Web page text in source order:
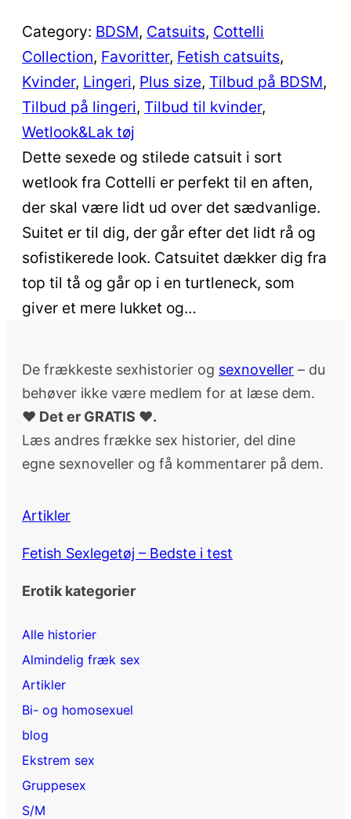
Category: BDSM, Catsuits, Cottelli
Collection, Favoritter, Fetish catsuits
Kvinder, Lingeri, Plus size, Tilbud på BDSM
Tilbud på lingeri, Tilbud til kvinder
Wetlook&Lak tøj
Dette sexede og stilede catsuit i sort
wetlook fra Cottelli er perfekt til en aften,
der skal være lidt ud over det sædvanlige.
Suitet er til dig, der går efter det lidt rå og
sofistikerede look. Catsuitet dækker dig fra
top til tå og går op i en turtleneck, som
giver et mere lukket og…
De frækkeste sexhistorier og sexnoveller – du
behøver ikke være medlem for at læse dem.
♥ Det er GRATIS ♥.
Læs andres frække sex historier, del dine
egne sexnoveller og få kommentarer på dem.
Artikler
Fetish Sexlegetøj – Bedste i test
Erotik kategorier
Alle historier
Almindelig fræk sex
Artikler
Bi- og homosexuel
blog
Ekstrem sex
Gruppesex
S/M